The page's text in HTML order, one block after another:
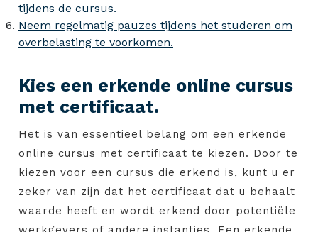
tijdens de cursus.
Neem regelmatig pauzes tijdens het studeren om
overbelasting te voorkomen.
Kies een erkende online cursus
met certificaat.
Het is van essentieel belang om een erkende
online cursus met certificaat te kiezen. Door te
kiezen voor een cursus die erkend is, kunt u er
zeker van zijn dat het certificaat dat u behaalt
waarde heeft en wordt erkend door potentiële